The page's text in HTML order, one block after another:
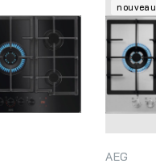
nouveau
AEG